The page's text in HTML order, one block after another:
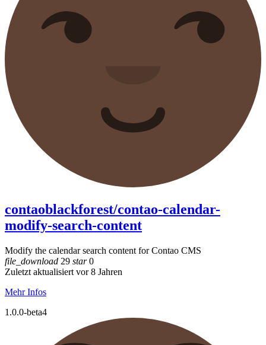
contaoblackforest/contao-calendar-
modify-search-content
Modify the calendar search content for Contao CMS
file_download 29 star0
Zuletzt aktualisiert vor 8 Jahren
Mehr Infos
1.0.0-beta4